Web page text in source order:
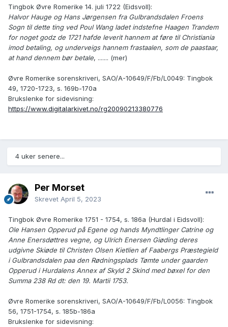
Tingbok Øvre Romerike 14. juli 1722 (Eidsvoll):
Halvor Hauge og Hans Jørgensen fra Gulbrandsdalen Froens
Sogn til dette ting ved Poul Wang ladet indstefne Haagen Trandem
for noget godz de 1721 hafde leverit hannem at føre til Christiania
imod betaling, og underveigs hannem frastaalen, som de paastaar,
at hand dennem bør betale, ....... (mer)
Øvre Romerike sorenskriveri, SAO/A-10649/F/Fb/L0049: Tingbok
49, 1720-1723, s. 169b-170a
Brukslenke for sidevisning:
https://www.digitalarkivet.no/rg20090213380776
4 uker senere...
Per Morset
Skrevet April 5, 2023
Tingbok Øvre Romerike 1751 - 1754, s. 186a (Hurdal i Eidsvoll):
Ole Hansen Opperud på Egene og hands Myndtlinger Catrine og
Anne Enersdøttres vegne, og Ulrich Enersen Giøding deres
udgivne Skiøde til Christen Olsen Kietlien af Faabergs Præstegield
i Gulbrandsdalen paa den Rødningsplads Tømte under gaarden
Opperud i Hurdalens Annex af Skyld 2 Skind med bøxel for den
Summa 238 Rd dt: den 19. Martii 1753.
Øvre Romerike sorenskriveri, SAO/A-10649/F/Fb/L0056: Tingbok
56, 1751-1754, s. 185b-186a
Brukslenke for sidevisning: